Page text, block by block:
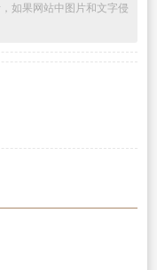
如果网站中图片和文字侵